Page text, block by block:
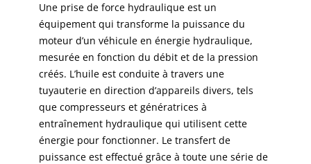
Une prise de force hydraulique est un
équipement qui transforme la puissance du
moteur d’un véhicule en énergie hydraulique,
mesurée en fonction du débit et de la pression
créés. L’huile est conduite à travers une
tuyauterie en direction d’appareils divers, tels
que compresseurs et génératrices à
entraînement hydraulique qui utilisent cette
énergie pour fonctionner. Le transfert de
puissance est effectué grâce à toute une série de